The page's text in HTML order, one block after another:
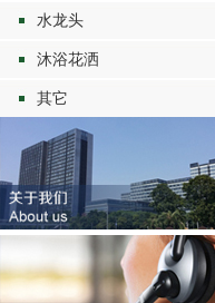
水龙头
沐浴花洒
其它